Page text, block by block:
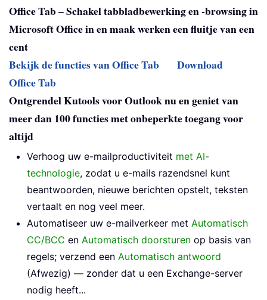
Office Tab – Schakel tabbladbewerking en -browsing in
Microsoft Office in en maak werken een fluitje van een
cent
Bekijk de functies van Office Tab
Download
Office Tab
Ontgrendel Kutools voor Outlook nu en geniet van
meer dan 100 functies met onbeperkte toegang voor
altijd
Verhoog uw e-mailproductiviteit met AI-
technologie, zodat u e-mails razendsnel kunt
beantwoorden, nieuwe berichten opstelt, teksten
vertaalt en nog veel meer.
Automatiseer uw e-mailverkeer met Automatisch
CC/BCC en Automatisch doorsturen op basis van
regels; verzend een Automatisch antwoord
(Afwezig) — zonder dat u een Exchange-server
nodig heeft...